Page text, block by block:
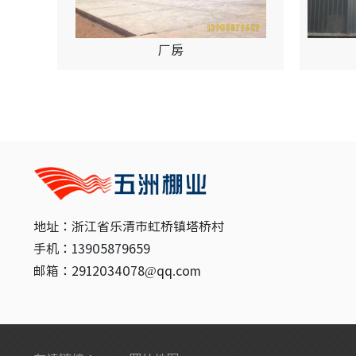
厂房
地址：浙江省乐清市虹桥镇塔桥村
手机：13905879659
邮箱：2912034078@qq.com